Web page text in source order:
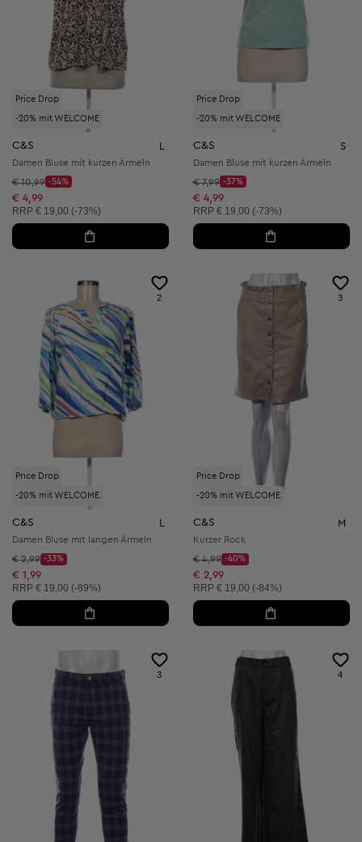
Price Drop
-20% mit WELCOME
C&S L
Damen Bluse mit kurzen Ärmeln
Startpreis:
€ 10,99
Discount Price:
-54%
Reduzierter Preis:
€ 4,99
Unverbindliche Preisempfehlung:
RRP € 19,00 (-73%)
Price Drop
-20% mit WELCOME
C&S S
Damen Bluse mit kurzen Ärmeln
Startpreis:
€ 7,99
Discount Price:
-37%
Reduzierter Preis:
€ 4,99
Unverbindliche Preisempfehlung:
RRP € 19,00 (-73%)
Price Drop
-20% mit WELCOME
2
C&S
Damen Bluse mit langen Ärmeln
Startpreis:
€ 2,99
Discount Price:
-33%
Reduzierter Preis:
€ 1,99
Unverbindliche Preisempfehlung:
RRP € 19,00 (-89%)
Price Drop
-20% mit WELCOME
3
C&S M
Kurzer Rock
Startpreis:
€ 4,99
Discount Price:
-40%
Reduzierter Preis:
€ 2,99
Unverbindliche Preisempfehlung:
RRP € 19,00 (-84%)
3 4